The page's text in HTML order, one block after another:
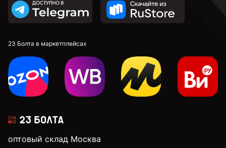
к.п. 10,9
к.п. 12,9
М4
23 Болта в маркетплейсах
оптовый склад Москва